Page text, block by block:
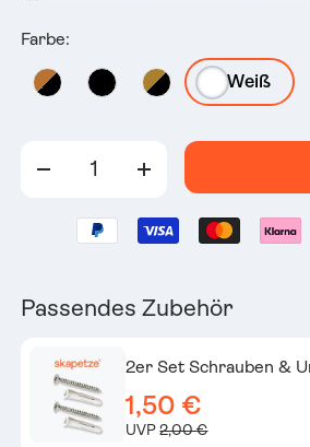
Farbe:
Weiß
+
Passendes Zubehör
2er Set Schrauben &
1,50 €
UVP2,00 €